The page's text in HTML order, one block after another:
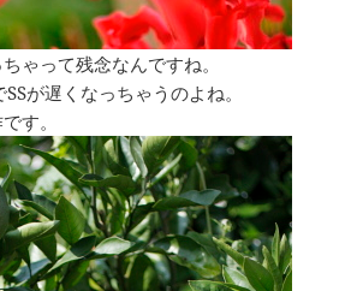
ゃって残念なんですね。
が遅くなっちゃうのよね。
す。